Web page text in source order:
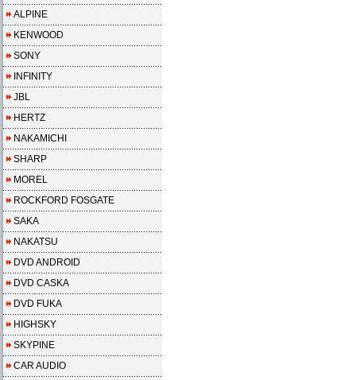
ALPINE
KENWOOD
SONY
INFINITY
JBL
HERTZ
NAKAMICHI
SHARP
MOREL
ROCKFORD FOSGATE
SAKA
NAKATSU
DVD ANDROID
DVD CASKA
DVD FUKA
HIGHSKY
SKYPINE
CAR AUDIO